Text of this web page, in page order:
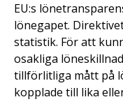
EU:s
lönegapet.
statistik. För att
osakliga
tillförlitliga mått på
kopplade till lika